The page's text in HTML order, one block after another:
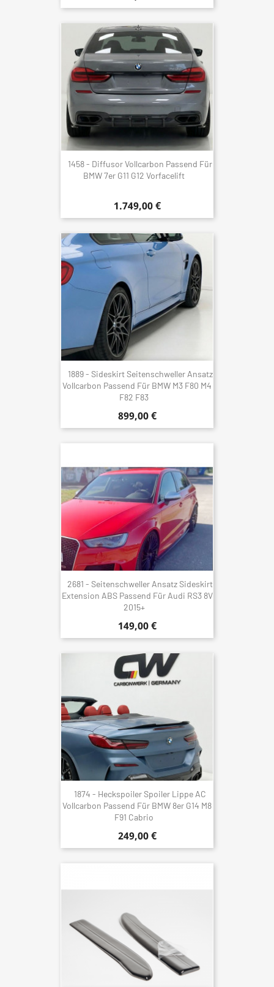
1458 - Diffusor Vollcarbon Passend Für
BMW 7er G11 G12 Vorfacelift
1.749,00 €
1889 - Sideskirt Seitenschweller Ansatz
Vollcarbon Passend Für BMW M3 F80 M4
F82 F83
899,00 €
2681 - Seitenschweller Ansatz Sideskirt
Extension ABS Passend Für Audi RS3 8V
2015+
149,00 €
1874 - Heckspoiler Spoiler Lippe AC
Vollcarbon Passend Für BMW 8er G14 M8
F91 Cabrio
249,00 €